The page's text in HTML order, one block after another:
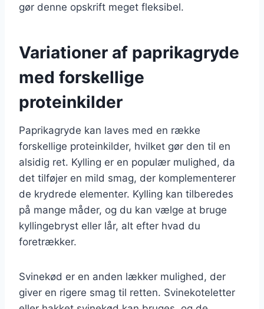
gør denne opskrift meget fleksibel.
Variationer af paprikagryde
med forskellige
proteinkilder
Paprikagryde kan laves med en række
forskellige proteinkilder, hvilket gør den til en
alsidig ret. Kylling er en populær mulighed, da
det tilføjer en mild smag, der komplementerer
de krydrede elementer. Kylling kan tilberedes
på mange måder, og du kan vælge at bruge
kyllingebryst eller lår, alt efter hvad du
foretrækker.
Svinekød er en anden lækker mulighed, der
giver en rigere smag til retten. Svinekoteletter